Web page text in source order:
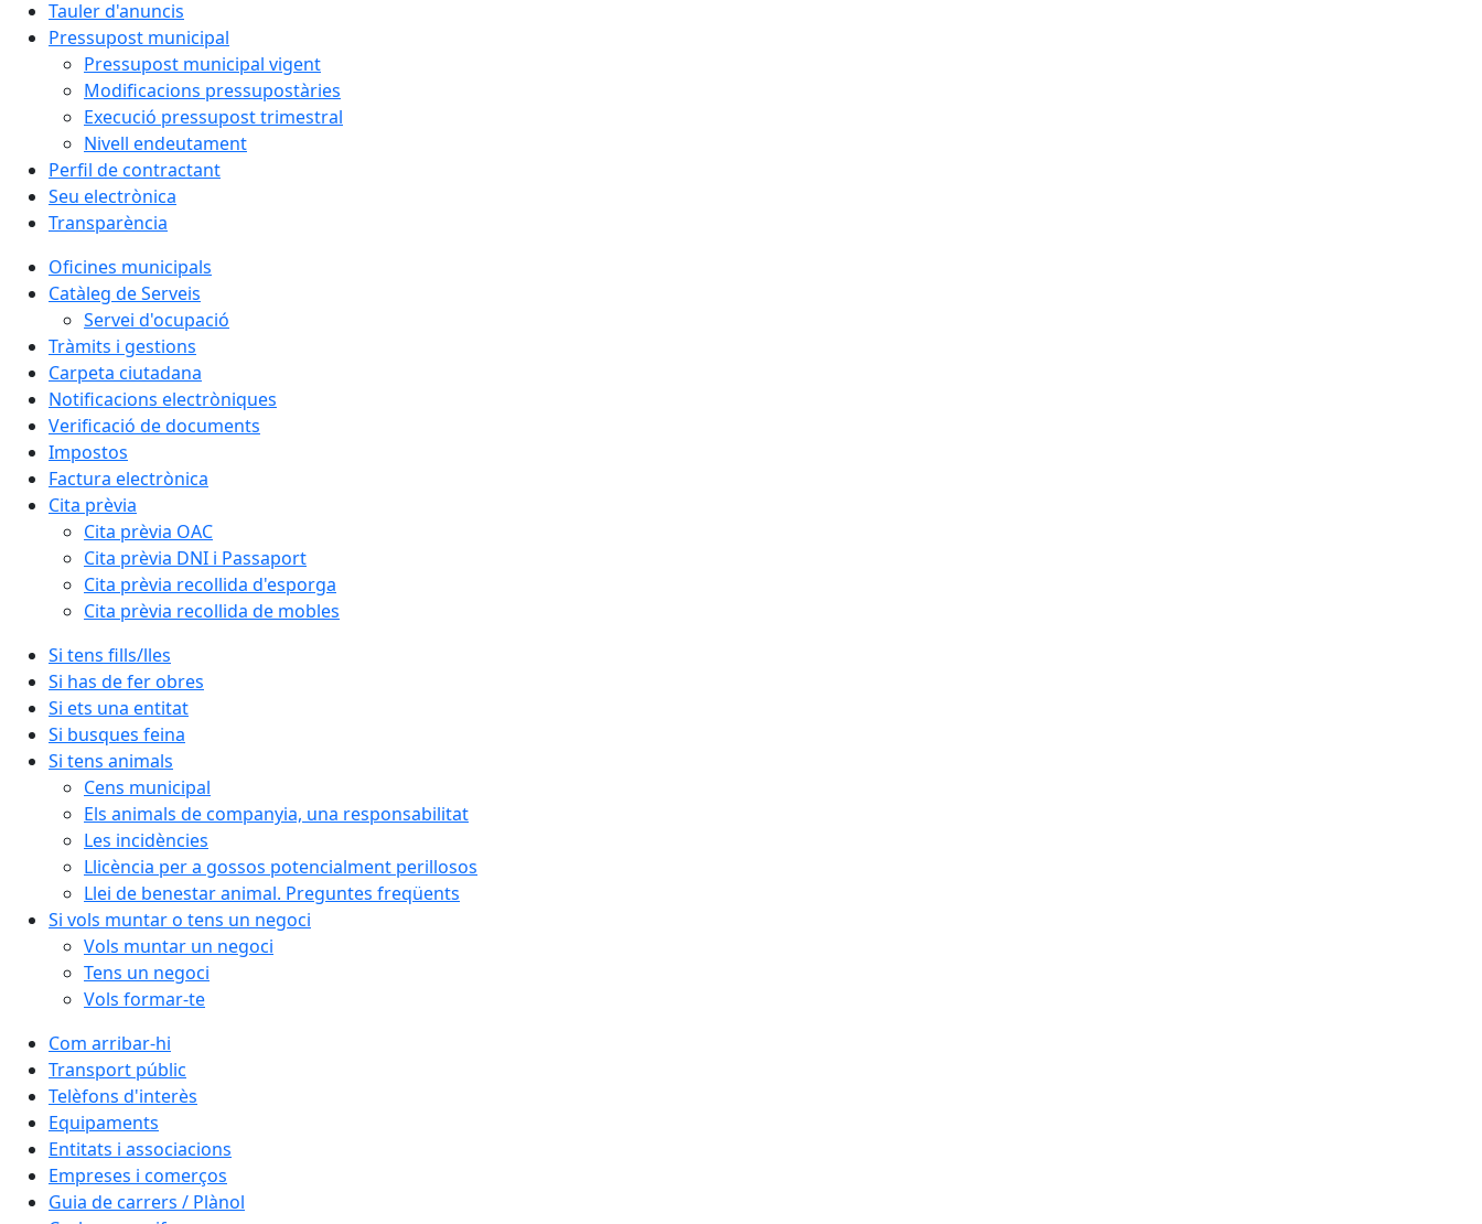
Tauler d'anuncis
Pressupost municipal
Pressupost municipal vigent
Modificacions pressupostàries
Execució pressupost trimestral
Nivell endeutament
Perfil de contractant
Seu electrònica
Transparència
Oficines municipals
Catàleg de Serveis
Servei d'ocupació
Tràmits i gestions
Carpeta ciutadana
Notificacions electròniques
Verificació de documents
Impostos
Factura electrònica
Cita prèvia
Cita prèvia OAC
Cita prèvia DNI i Passaport
Cita prèvia recollida d'esporga
Cita prèvia recollida de mobles
Si tens fills/lles
Si has de fer obres
Si ets una entitat
Si busques feina
Si tens animals
Cens municipal
Els animals de companyia, una responsabilitat
Les incidències
Llicència per a gossos potencialment perillosos
Llei de benestar animal. Preguntes freqüents
Si vols muntar o tens un negoci
Vols muntar un negoci
Tens un negoci
Vols formar-te
Com arribar-hi
Transport públic
Telèfons d'interès
Equipaments
Entitats i associacions
Empreses i comerços
Guia de carrers / Plànol